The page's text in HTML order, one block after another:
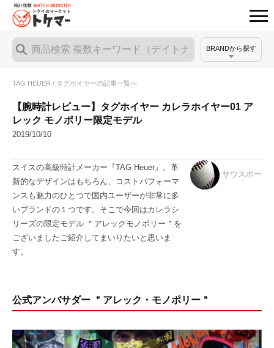
BRANDから探す
TAG HEUER / タグホイヤーの記事一覧へ
【腕時計レビュー】タグホイヤー カレラホイヤー01 ア
レック モノポリー限定モデル
2019/10/10
サウスポー
スイスの高級時計メーカー『TAG Heuer』。革
新的なデザインはもちろん、コストパフォーマ
ンスも魅力のひとつで国内ユーザーが非常に多
いブランドの１つです。そこで今回はカレラシ
リーズの限定モデル ＂アレックモノポリー＂を
ございましたご紹介してまいりたいと思いま
す。
公式アンバサダー ＂アレック・モノポリー＂